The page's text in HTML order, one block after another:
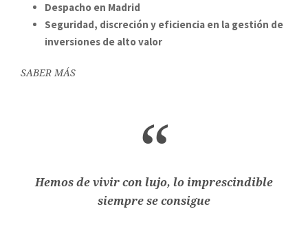
Despacho en Madrid
Seguridad, discreción y eficiencia en la gestión de
inversiones de alto valor
SABER MÁS
“
Hemos de vivir con lujo, lo imprescindible
siempre se consigue